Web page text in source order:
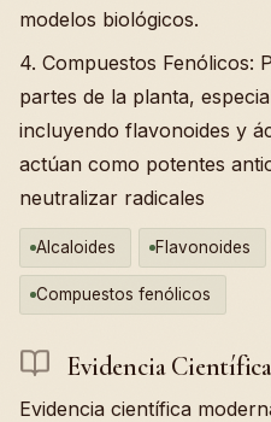
modelos biológicos.
4. Compuestos Fenólicos:
partes de la planta,
incluyendo flavonoides y
actúan como potentes
neutralizar radicales
Alcaloides Flavonoides
Compuestos fenólicos
Evidencia Científica
Evidencia científica